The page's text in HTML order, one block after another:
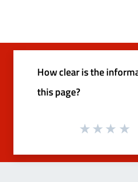
How clear is the
this page?